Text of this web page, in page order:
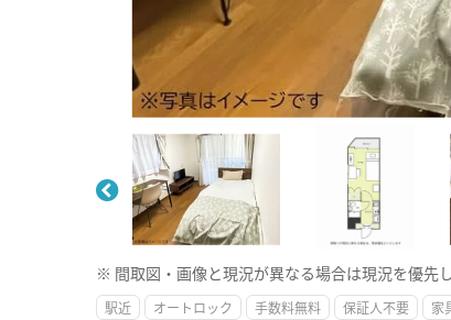
※ 間取図・画像と現況が異なる場合は現況を優先し
駅近 オートロック 手数料無料 保証人不要 家